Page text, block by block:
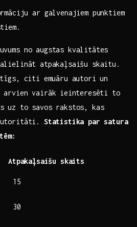
ar galvenajiem punktiem
no augstas kvalitātes
atpakaļsaišu ‍skaitu.
citi emuāru autori ‌un
arvien vairāk ⁤ieinteresēti to
uz to savos rakstos, kas
Statistika par satura
Atpakaļsaišu skaits
15
30